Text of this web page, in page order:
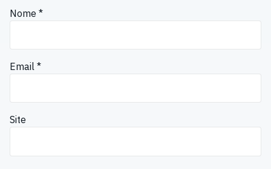
Nome *
Email *
Site